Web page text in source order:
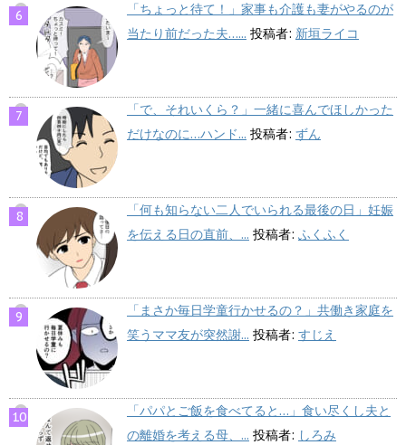
「ちょっと待て！」家事も介護も妻がやるのが
当たり前だった夫…... 投稿者: 新垣ライコ
「で、それいくら？」一緒に喜んでほしかった
だけなのに…ハンド... 投稿者: ずん
「何も知らない二人でいられる最後の日」妊娠
を伝える日の直前、... 投稿者: ふくふく
「まさか毎日学童行かせるの？」共働き家庭を
笑うママ友が突然謝... 投稿者: すじえ
「パパとご飯を食べてると…」食い尽くし夫と
の離婚を考える母、... 投稿者: しろみ